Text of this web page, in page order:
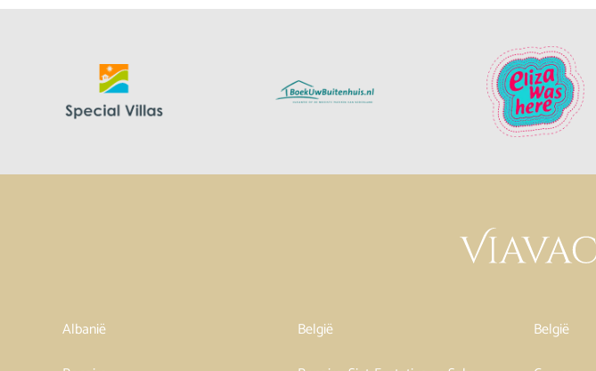
Albanië België
België